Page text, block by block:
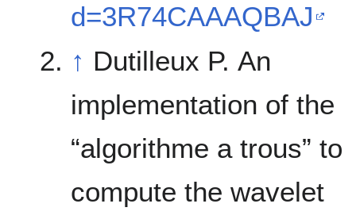
d=3R74CAAAQBAJ
↑ Dutilleux P. An
implementation of the
“algorithme a trous” to
compute the wavelet